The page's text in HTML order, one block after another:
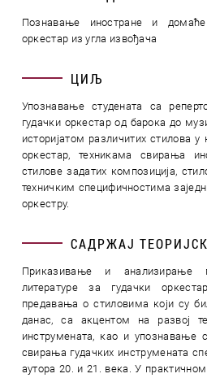
Познавање иностране и
оркестар из угла извођача
ЦИЉ
Упознавање студената са
гудачки оркестар од барока до
историјатом различитих стилова
оркестар, техникама свирања
стилове задатих композиција,
техничким специфичностима
оркестру.
САДРЖАЈ
Приказивање и анализирање
литературе за гудачки
предавања о стиловима који су
данас, са акцентом на развој
инструмената, као и упознавање
свирања гудачких инструмената
аутора 20. и 21. века. У